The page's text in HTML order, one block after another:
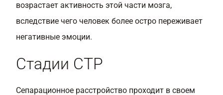
возрастает активность этой части мозга,
вследствие чего человек более остро переживает
негативные эмоции.
Стадии СТР
Сепарационное расстройство проходит в своем